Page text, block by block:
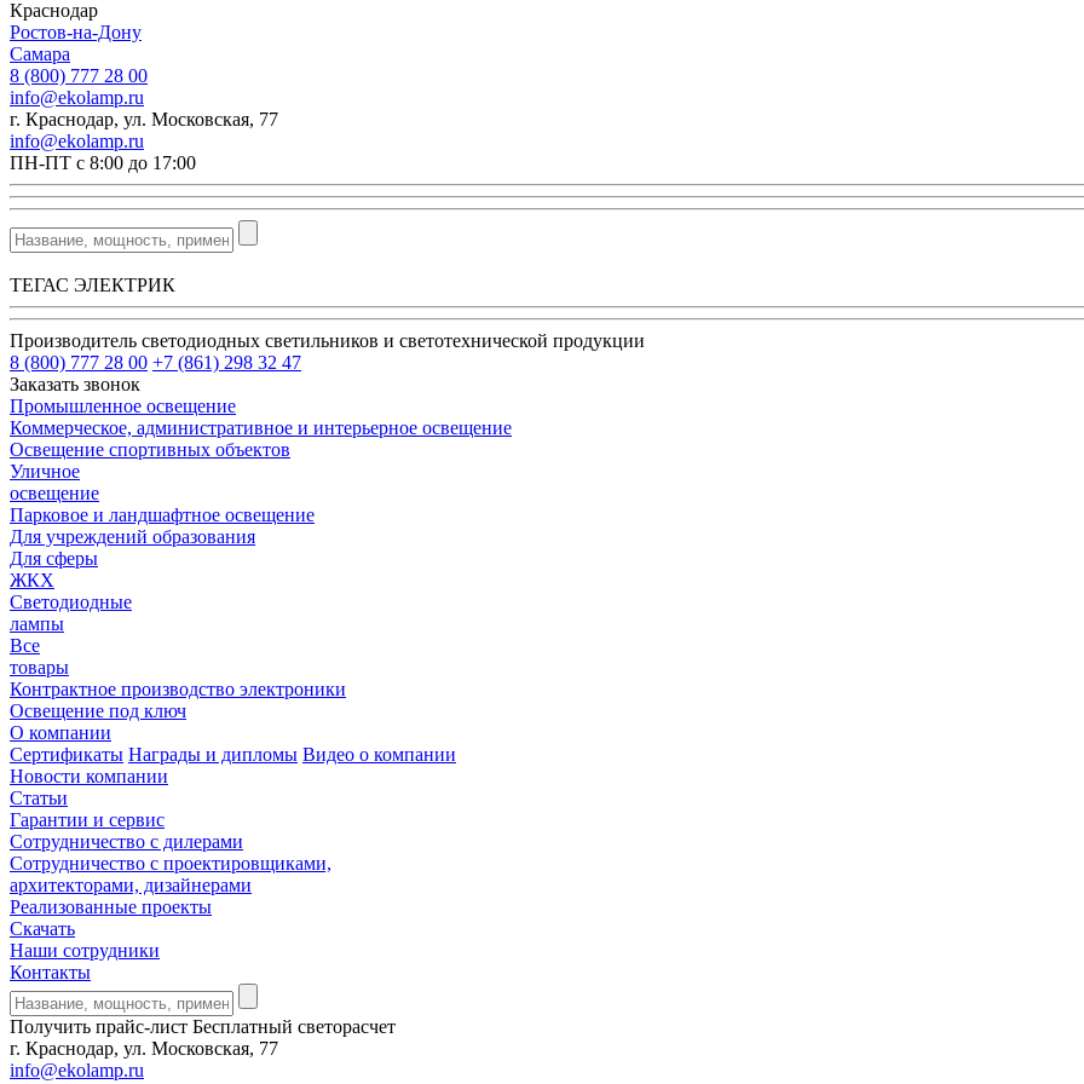
Краснодар
Ростов-на-Дону
Самара
8 (800) 777 28 00
info@ekolamp.ru
г. Краснодар, ул. Московская, 77
info@ekolamp.ru
ПН-ПТ с 8:00 до 17:00
ТЕГАС ЭЛЕКТРИК
Производитель светодиодных светильников и светотехнической продукции
8 (800) 777 28 00 +7 (861) 298 32 47
Заказать звонок
Промышленное освещение
Коммерческое, административное и интерьерное освещение
Освещение спортивных объектов
Уличное
освещение
Парковое и ландшафтное освещение
Для учреждений образования
Для сферы
ЖКХ
Светодиодные
лампы
Все
товары
Контрактное производство электроники
Освещение под ключ
О компании
Сертификаты Награды и дипломы Видео о компании
Новости компании
Статьи
Гарантии и сервис
Сотрудничество с дилерами
Сотрудничество с проектировщиками,
архитекторами, дизайнерами
Реализованные проекты
Скачать
Наши сотрудники
Контакты
Получить прайс-лист Бесплатный светорасчет
г. Краснодар, ул. Московская, 77
info@ekolamp.ru